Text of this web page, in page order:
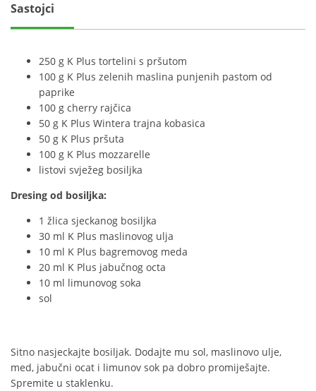
Sastojci
250 g K Plus tortelini s pršutom
100 g K Plus zelenih maslina punjenih pastom od
paprike
100 g cherry rajčica
50 g K Plus Wintera trajna kobasica
50 g K Plus pršuta
100 g K Plus mozzarelle
listovi svježeg bosiljka
Dresing od bosiljka:
1 žlica sjeckanog bosiljka
30 ml K Plus maslinovog ulja
10 ml K Plus bagremovog meda
20 ml K Plus jabučnog octa
10 ml limunovog soka
sol
Sitno nasjeckajte bosiljak. Dodajte mu sol, maslinovo ulje,
med, jabučni ocat i limunov sok pa dobro promiješajte.
Spremite u staklenku.